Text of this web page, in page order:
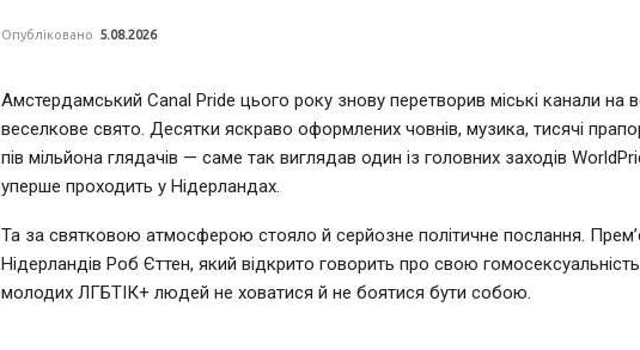
Опубліковано 5.08.2026
Амстердамський Canal Pride цього року знову перетворив міські канали на
веселкове свято. Десятки яскраво оформлених човнів, музика, тисячі
пів мільйона глядачів — саме так виглядав один із головних заходів
уперше проходить у Нідерландах.
Та за святковою атмосферою стояло й серйозне політичне послання.
Нідерландів Роб Єттен, який відкрито говорить про свою
молодих ЛГБТІК+ людей не ховатися й не боятися бути собою.